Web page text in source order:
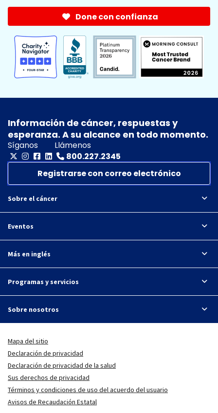
Done con confianza
Información de cáncer, respuestas y
esperanza. A su alcance en todo momento.
Síganos
Llámenos
800.227.2345
Registrarse con correo electrónico
Sobre el cáncer
Eventos
Más en inglés
Programas y servicios
Sobre nosotros
Mapa del sitio
Declaración de privacidad
Declaración de privacidad de la salud
Sus derechos de privacidad
Términos y condiciones de uso del acuerdo del usuario
Avisos de Recaudación Estatal